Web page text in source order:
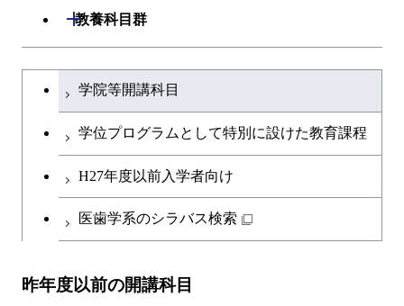
物質・情報卓越コース
教養科目群
開閉
文系教養科目
英語科目
第二外国語科目
キャリア科目
大学院課程を切り替える
学院等開講科目
学位プログラムとして特別に設けた教育課程
H27年度以前入学者向け
医歯学系のシラバス検索
昨年度以前の開講科目